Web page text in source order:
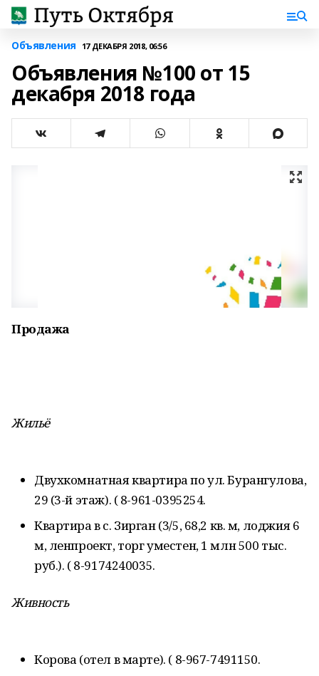
Объявления 17 ДЕКАБРЯ 2018, 06:56
Объявления №100 от 15
декабря 2018 года
Продажа
Жильё
Двухкомнатная квартира по ул. Бурангулова,
29 (3-й этаж). ( 8-961-0395254.
Квартира в с. Зирган (3/5, 68,2 кв. м, лоджия 6
м, ленпроект, торг уместен, 1 млн 500 тыс.
руб.). ( 8-9174240035.
Живность
Корова (отел в марте). ( 8-967-7491150.